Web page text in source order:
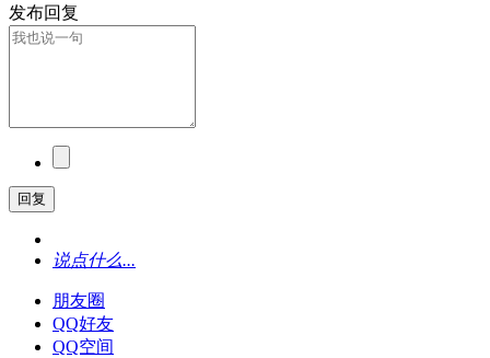
发布回复
回复
说点什么...
朋友圈
QQ好友
QQ空间